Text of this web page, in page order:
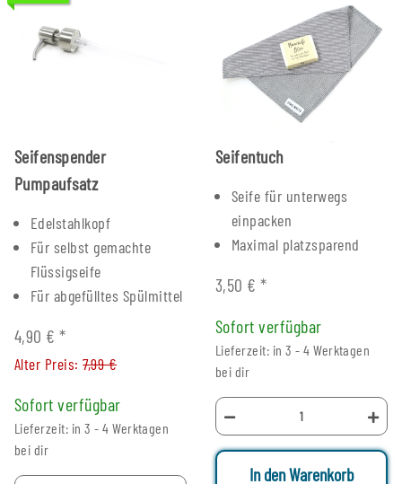
Seifenspender
Pumpaufsatz
Edelstahlkopf
Für selbst gemachte
Flüssigseife
Für abgefülltes Spülmittel
4,90 €*
Alter Preis:7,99 €
Sofort verfügbar
Lieferzeit: in 3 - 4 Werktagen
bei dir
Seifentuch
Seife für unterwegs
einpacken
Maximal platzsparend
3,50 €*
Sofort verfügbar
Lieferzeit: in 3 - 4 Werktagen
bei dir
In den Warenkorb